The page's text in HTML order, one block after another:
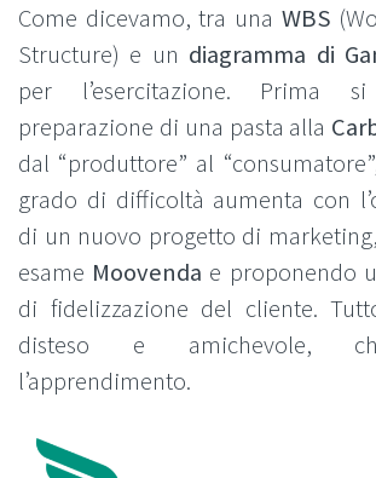
Come dicevamo, tra una WBS
Structure) e un diagramma di
per l’esercitazione. Prima
preparazione di una pasta alla
dal “produttore” al
grado di difficoltà aumenta con
di un nuovo progetto di
esame Moovenda e proponendo
di fidelizzazione del cliente.
disteso e amichevole,
l’apprendimento.